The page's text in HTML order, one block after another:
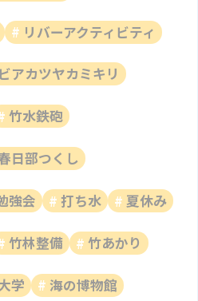
リバーアクティビティ
アカツヤカミキリ
竹水鉄砲
日部つくし
強会 打ち水 夏休み
竹林整備 竹あかり
学 海の博物館